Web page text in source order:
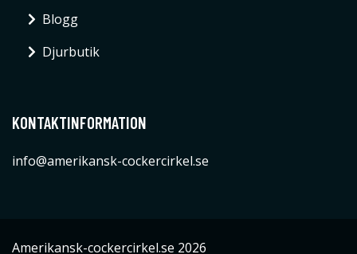
Blogg
Djurbutik
KONTAKTINFORMATION
info@amerikansk-cockercirkel.se
Amerikansk-cockercirkel.se 2026